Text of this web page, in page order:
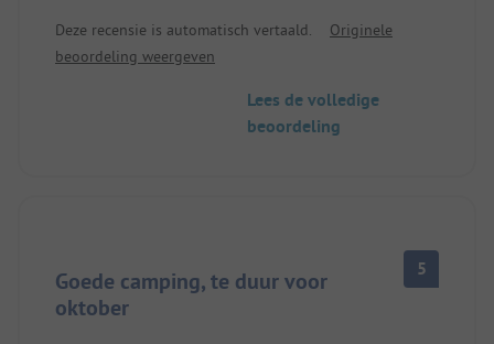
elektriciteit, water en afvoer).
Dit was voor ons de duurste camperplaats tot nu
Deze recensie is automatisch vertaald.
Originele
beoordeling weergeven
Lees de volledige
beoordeling
Goede camping, te duur voor
oktober
5